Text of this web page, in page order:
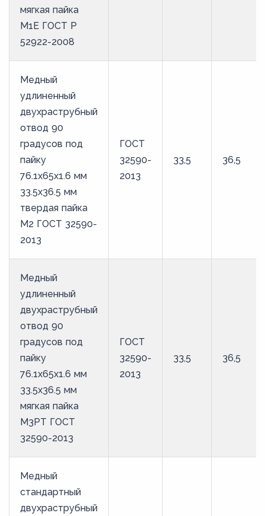
мягкая пайка
М1Е ГОСТ Р
52922-2008
Медный
удлиненный
двухраструбный
отвод 90
градусов под
пайку
76.1х65х1.6 мм
33.5х36.5 мм
твердая пайка
М2 ГОСТ 32590-
2013
ГОСТ
32590-
2013
33,5 36,5
Медный
удлиненный
двухраструбный
отвод 90
градусов под
пайку
76.1х65х1.6 мм
33.5х36.5 мм
мягкая пайка
М3РТ ГОСТ
32590-2013
ГОСТ
32590-
2013
33,5 36,5
Медный
стандартный
двухраструбный